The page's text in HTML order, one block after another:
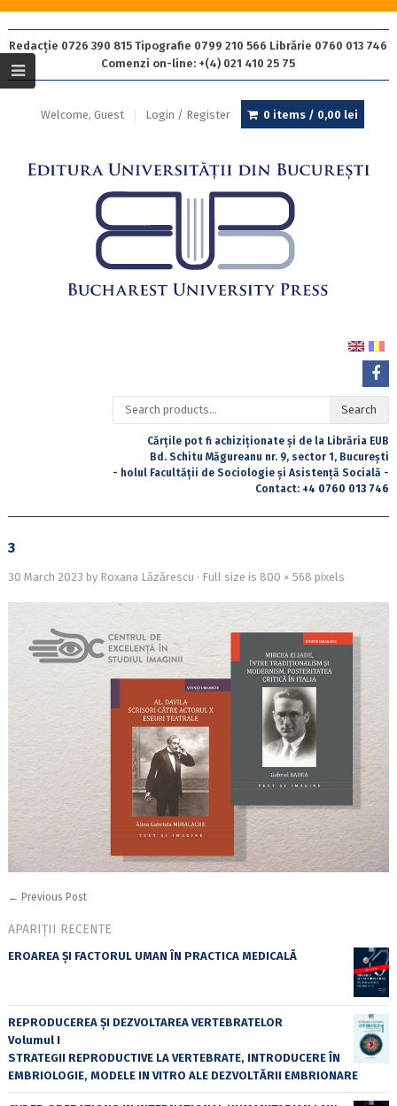
Redacție 0726 390 815 Tipografie 0799 210 566 Librărie 0760 013 746
Comenzi on-line: +(4) 021 410 25 75
Welcome, Guest Login / Register 0 items / 0,00 lei
Search
for:
Search
Cărțile pot fi achiziționate și de la Librăria EUB
Bd. Schitu Măgureanu nr. 9, sector 1, București
- holul Facultății de Sociologie și Asistență Socială -
Contact: +4 0760 013 746
3
30 March 2023 by Roxana Lăzărescu · Full size is 800 × 568 pixels
← Previous Post
APARIȚII RECENTE
EROAREA ȘI FACTORUL UMAN ÎN PRACTICA MEDICALĂ
REPRODUCEREA ȘI DEZVOLTAREA VERTEBRATELOR
Volumul I
STRATEGII REPRODUCTIVE LA VERTEBRATE, INTRODUCERE ÎN
EMBRIOLOGIE, MODELE IN VITRO ALE DEZVOLTĂRII EMBRIONARE